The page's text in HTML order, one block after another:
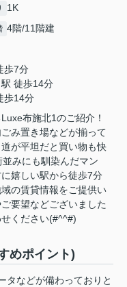
1K
4階/11階建
歩7分
駅 徒歩14分
歩14分
布施北1のご紹介！
み置き場などが揃って
が平坦だと買い物も快
みにも馴染んだマン
嬉しい駅から徒歩7分
の賃貸情報をご提供い
要望などございました
ください(#^^#)
めポイント)
タなどが備わっておりと